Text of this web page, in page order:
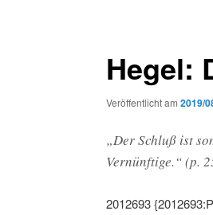
Hegel:
Veröffentlicht am 2019/
„Der Schluß ist
Vernünftige.“ (p.
2012693